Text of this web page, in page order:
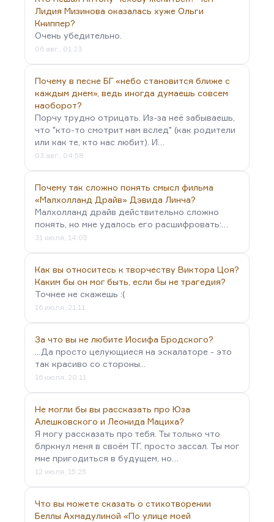
Лидия Мизинова оказалась хуже Ольги
Книппер?
Очень убедительно.
06 авг., 01:23
Почему в песне БГ «небо становится ближе с
каждым днем», ведь иногда думаешь совсем
наоборот?
Порчу трудно отрицать. Из-за неё забываешь,
что "кто-то смотрит нам вслед" (как родители
или как те, кто нас любит). И…
03 авг., 04:58
Почему так сложно понять смысл фильма
«Малхолланд Драйв» Дэвида Линча?
Малхолланд драйв действительно сложно
понять, но мне удалось его расшифровать:…
31 июля, 14:05
Как вы относитесь к творчеству Виктора Цоя?
Каким бы он мог быть, если бы не трагедия?
Точнее не скажешь :(
16 июля, 21:11
За что вы не любите Иосифа Бродского?
...Да просто целующиеся на эскалаторе - это
так красиво со стороны...
16 июля, 20:11
Не могли бы вы рассказать про Юза
Алешковского и Леонида Мациха?
Я могу рассказать про тебя. Ты только что
блркнул меня в своём ТГ, просто зассал. Ты мог
мне пригодиться в будущем, но…
12 июля, 15:25
Что вы можете сказать о стихотворении
Беллы Ахмадулиной «По улице моей